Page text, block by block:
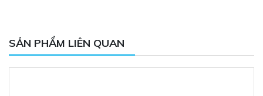
SẢN PHẨM LIÊN QUAN